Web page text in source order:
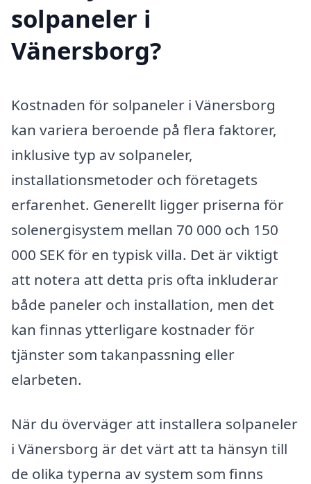
solpaneler i
Vänersborg?
Kostnaden för solpaneler i Vänersborg
kan variera beroende på flera faktorer,
inklusive typ av solpaneler,
installationsmetoder och företagets
erfarenhet. Generellt ligger priserna för
solenergisystem mellan 70 000 och 150
000 SEK för en typisk villa. Det är viktigt
att notera att detta pris ofta inkluderar
både paneler och installation, men det
kan finnas ytterligare kostnader för
tjänster som takanpassning eller
elarbeten.
När du överväger att installera solpaneler
i Vänersborg är det värt att ta hänsyn till
de olika typerna av system som finns